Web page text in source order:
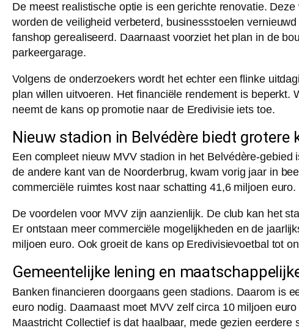
De meest realistische optie is een gerichte renovatie.
worden de veiligheid verbeterd, businessstoelen
fanshop gerealiseerd. Daarnaast voorziet het plan in de
parkeergarage.
Volgens de onderzoekers wordt het echter een flinke
plan willen uitvoeren. Het financiële rendement is beperkt.
neemt de kans op promotie naar de Eredivisie iets toe.
Nieuw stadion in Belvédère biedt grotere
Een compleet nieuw MVV stadion in het Belvédère-
de andere kant van de Noorderbrug, kwam vorig jaar in
commerciële ruimtes kost naar schatting 41,6 miljoen euro.
De voordelen voor MVV zijn aanzienlijk. De club kan het
Er ontstaan meer commerciële mogelijkheden en de
miljoen euro. Ook groeit de kans op Eredivisievoetbal tot
Gemeentelijke lening en
Banken financieren doorgaans geen stadions. Daarom is
euro nodig. Daarnaast moet MVV zelf circa 10 miljoen
Maastricht Collectief is dat haalbaar, mede gezien eerdere